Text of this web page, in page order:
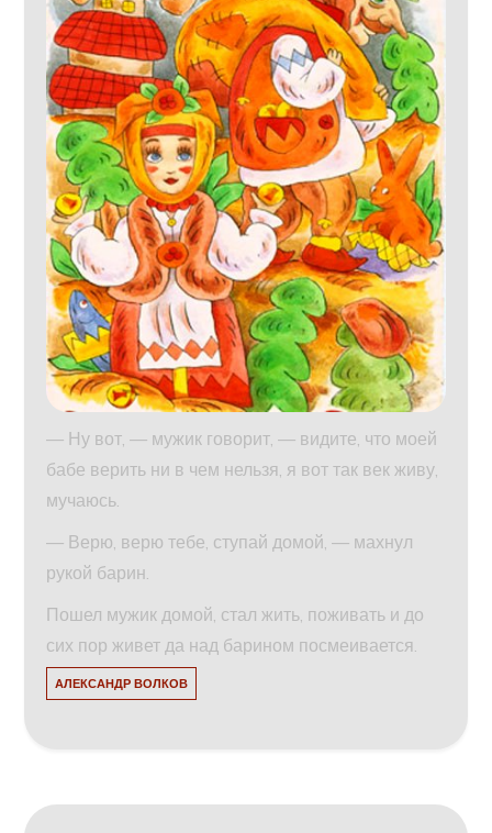
— Ну вот, — мужик говорит, — видите, что моей
бабе верить ни в чем нельзя, я вот так век живу,
мучаюсь.
— Верю, верю тебе, ступай домой, — махнул
рукой барин.
Пошел мужик домой, стал жить, поживать и до
сих пор живет да над барином посмеивается.
АЛЕКСАНДР ВОЛКОВ